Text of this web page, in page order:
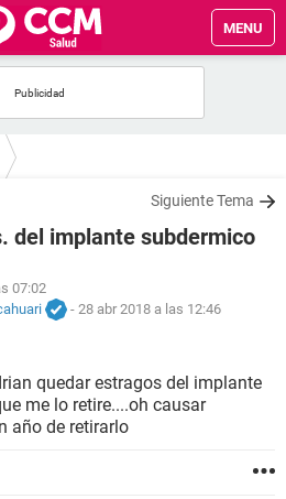
MENU
Siguiente Tema
del implante subdermico
07:02
- 28 abr 2018 a las 12:46
quedar estragos del implante
me lo retire....oh causar
año de retirarlo